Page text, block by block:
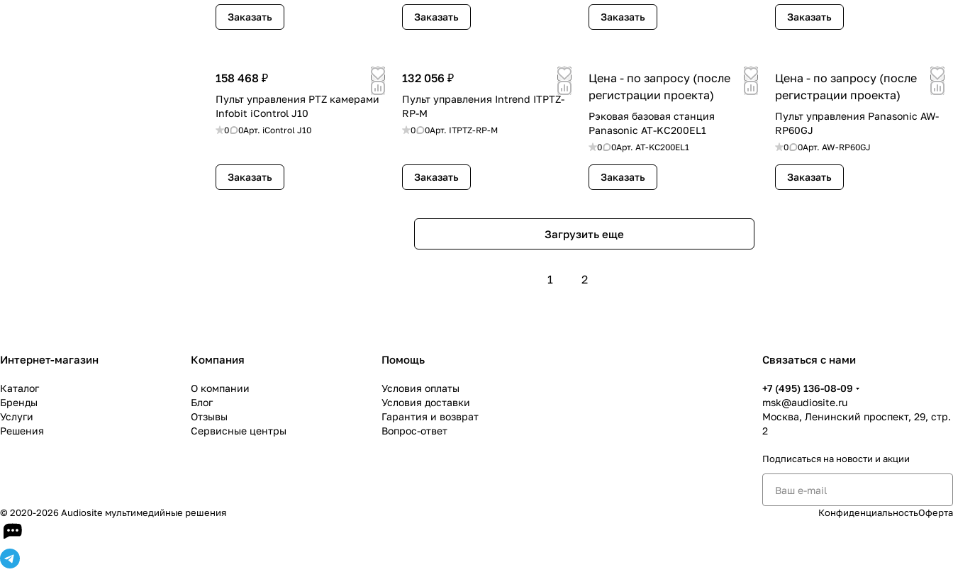
Заказать Заказать Заказать Заказать
158 468 ₽
Пульт управления PTZ камерами
Infobit iControl J10
0 0Арт. iControl J10
Заказать
132 056 ₽
Пульт управления Intrend ITPTZ-
RP-M
0 0Арт. ITPTZ-RP-M
Заказать
Цена - по запросу (после
регистрации проекта)
Рэковая базовая станция
Panasonic AT-KC200EL1
0 0Арт. AT-KC200EL1
Заказать
Цена - по запросу (после
регистрации проекта)
Пульт управления Panasonic AW-
RP60GJ
0 0Арт. AW-RP60GJ
Заказать
Загрузить еще
1 2
Интернет-магазин
Каталог
Бренды
Услуги
Решения
Компания
О компании
Блог
Отзывы
Сервисные центры
Помощь
Условия оплаты
Условия доставки
Гарантия и возврат
Вопрос-ответ
Связаться с нами
+7 (495) 136-08-09
msk@audiosite.ru
Москва, Ленинский проспект, 29, стр.
2
Подписаться на новости и акции
© 2020-2026 Audiosite мультимедийные решения КонфиденциальностьОферта